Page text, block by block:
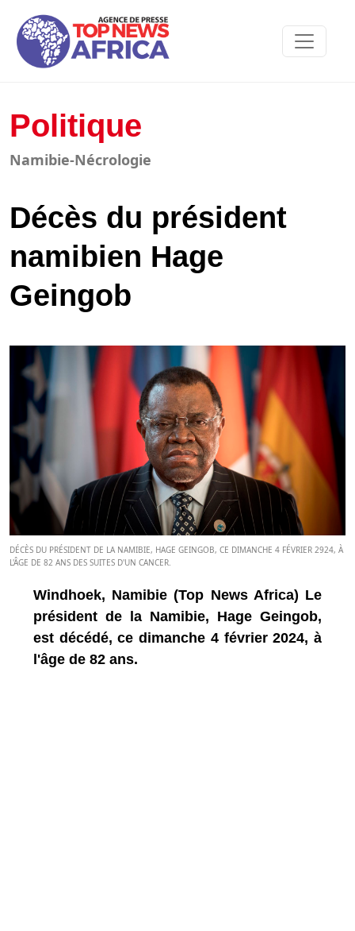
Politique
Namibie-Nécrologie
Décès du président
namibien Hage
Geingob
DÉCÈS DU PRÉSIDENT DE LA NAMIBIE, HAGE GEINGOB, CE DIMANCHE 4 FÉVRIER 2924, À
L'ÂGE DE 82 ANS DES SUITES D'UN CANCER.
Windhoek, Namibie (Top News Africa) Le
président de la Namibie, Hage Geingob,
est décédé, ce dimanche 4 février 2024, à
l'âge de 82 ans.